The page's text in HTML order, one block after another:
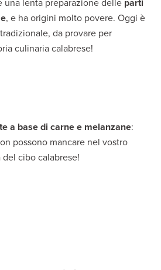
, e ha origini molto povere. Oggi è
da provare per
culinaria calabrese!
a base di carne e melanzane:
possono mancare nel vostro
cibo calabrese!